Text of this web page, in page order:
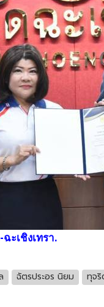
เชิงเทรา.
ฉัตรประอร นิยม ทุจ